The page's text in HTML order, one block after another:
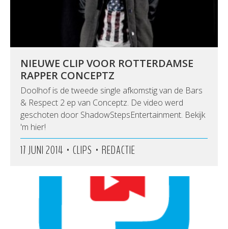
NIEUWE CLIP VOOR ROTTERDAMSE
RAPPER CONCEPTZ
Doolhof is de tweede single afkomstig van de Bars
& Respect 2 ep van Conceptz. De video werd
geschoten door ShadowStepsEntertainment. Bekijk
'm hier!
17 JUNI 2014 • CLIPS • REDACTIE